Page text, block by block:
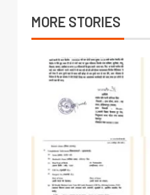
MORE STORIES